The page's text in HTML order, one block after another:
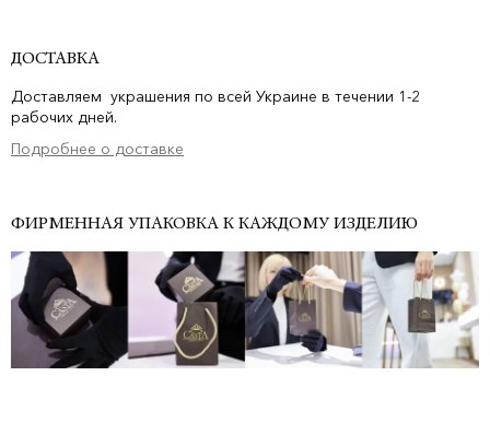
ДОСТАВКА
Доставляем украшения по всей Украине в течении 1-2
рабочих дней.
Подробнее о доставке
ФИРМЕННАЯ УПАКОВКА К КАЖДОМУ ИЗДЕЛИЮ